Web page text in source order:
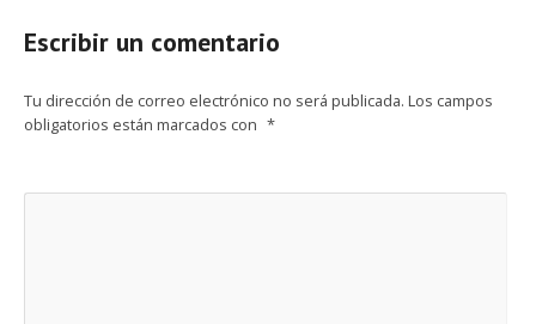
Escribir un comentario
Tu dirección de correo electrónico no será publicada. Los campos
obligatorios están marcados con *